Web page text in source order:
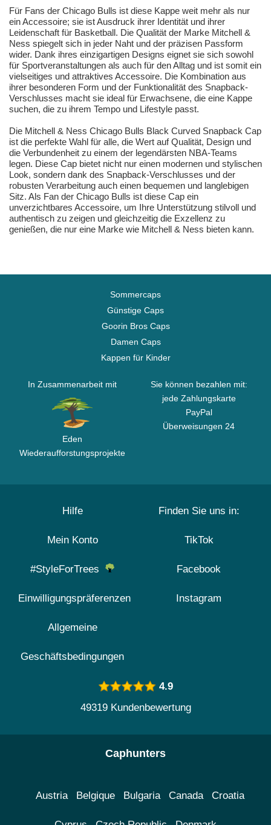
Für Fans der Chicago Bulls ist diese Kappe weit mehr als nur
ein Accessoire; sie ist Ausdruck ihrer Identität und ihrer
Leidenschaft für Basketball. Die Qualität der Marke Mitchell &
Ness spiegelt sich in jeder Naht und der präzisen Passform
wider. Dank ihres einzigartigen Designs eignet sie sich sowohl
für Sportveranstaltungen als auch für den Alltag und ist somit ein
vielseitiges und attraktives Accessoire. Die Kombination aus
ihrer besonderen Form und der Funktionalität des Snapback-
Verschlusses macht sie ideal für Erwachsene, die eine Kappe
suchen, die zu ihrem Tempo und Lifestyle passt.
Die Mitchell & Ness Chicago Bulls Black Curved Snapback Cap
ist die perfekte Wahl für alle, die Wert auf Qualität, Design und
die Verbundenheit zu einem der legendärsten NBA-Teams
legen. Diese Cap bietet nicht nur einen modernen und stylischen
Look, sondern dank des Snapback-Verschlusses und der
robusten Verarbeitung auch einen bequemen und langlebigen
Sitz. Als Fan der Chicago Bulls ist diese Cap ein
unverzichtbares Accessoire, um Ihre Unterstützung stilvoll und
authentisch zu zeigen und gleichzeitig die Exzellenz zu
genießen, die nur eine Marke wie Mitchell & Ness bieten kann.
Sommercaps
Günstige Caps
Goorin Bros Caps
Damen Caps
Kappen für Kinder
In Zusammenarbeit mit
Eden
Wiederaufforstungsprojekte
Sie können bezahlen mit:
jede Zahlungskarte
PayPal
Überweisungen 24
Hilfe
Mein Konto
#StyleForTrees
Einwilligungspräferenzen
Allgemeine
Geschäftsbedingungen
Finden Sie uns in:
TikTok
Facebook
Instagram
4.9
49319 Kundenbewertung
Caphunters
Austria Belgique Bulgaria Canada Croatia